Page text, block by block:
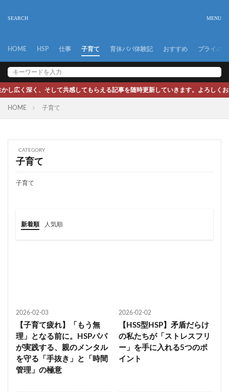
HOME HSP 仕事 子育て 育休パパ体験記 おすすめ プライバ
く深く、そして共感してもらえる記事を随時更新していきます。よろしくお願
HOME 子育て
CATEGORY
子育て
子育て
新着順 人気順
2026-02-03
【子育て疲れ】「もう無
理」となる前に。HSPパパ
が実践する、親のメンタル
を守る「手抜き」と「時間
管理」の極意
2026-02-02
【HSS型HSP】矛盾だらけ
の私たちが「ストレスフリ
ー」を手に入れる5つのポ
イント